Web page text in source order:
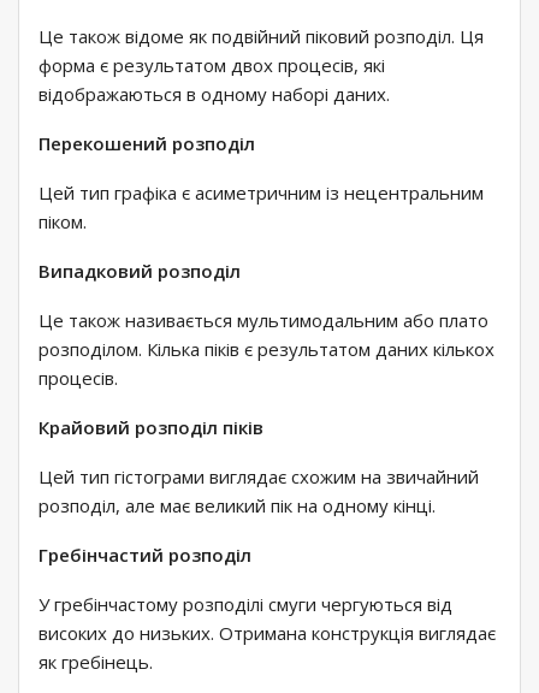
Це також відоме як подвійний піковий розподіл. Ця
форма є результатом двох процесів, які
відображаються в одному наборі даних.
Перекошений розподіл
Цей тип графіка є асиметричним із нецентральним
піком.
Випадковий розподіл
Це також називається мультимодальним або плато
розподілом. Кілька піків є результатом даних кількох
процесів.
Крайовий розподіл піків
Цей тип гістограми виглядає схожим на звичайний
розподіл, але має великий пік на одному кінці.
Гребінчастий розподіл
У гребінчастому розподілі смуги чергуються від
високих до низьких. Отримана конструкція виглядає
як гребінець.